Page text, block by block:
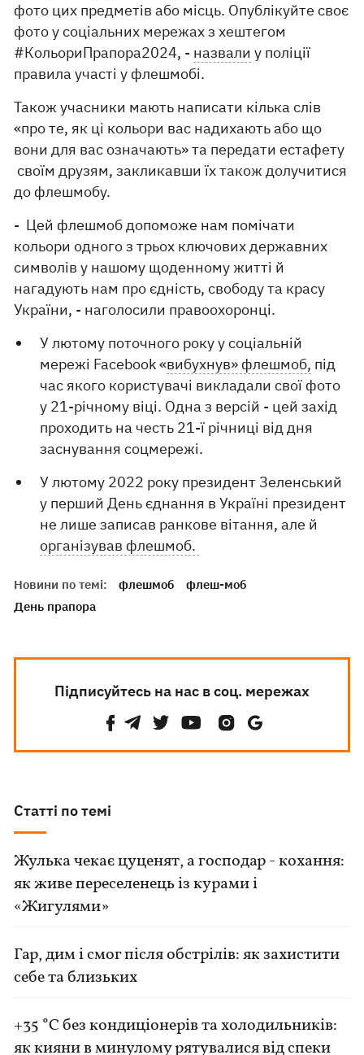
фото цих предметів або місць. Опублікуйте своє
фото у соціальних мережах з хештегом
#КольориПрапора2024, - назвали у поліції
правила участі у флешмобі.
Також учасники мають написати кілька слів
«про те, як ці кольори вас надихають або що
вони для вас означають» та передати естафету
своїм друзям, закликавши їх також долучитися
до флешмобу.
- Цей флешмоб допоможе нам помічати
кольори одного з трьох ключових державних
символів у нашому щоденному житті й
нагадують нам про єдність, свободу та красу
України, - наголосили правоохоронці.
У лютому поточного року у соціальній
мережі Facebook «вибухнув» флешмоб, під
час якого користувачі викладали свої фото
у 21-річному віці. Одна з версій - цей захід
проходить на честь 21-ї річниці від дня
заснування соцмережі.
У лютому 2022 року президент Зеленський
у перший День єднання в Україні президент
не лише записав ранкове вітання, але й
організував флешмоб.
Новини по темі: флешмоб
флеш-моб
День прапора
Підписуйтесь на нас в соц. мережах
Статті по темі
Жулька чекає цуценят, а господар - кохання:
як живе переселенець із курами і
«Жигулями»
Гар, дим і смог після обстрілів: як захистити
себе та близьких
+35 °C без кондиціонерів та холодильників:
як кияни в минулому рятувалися від спеки